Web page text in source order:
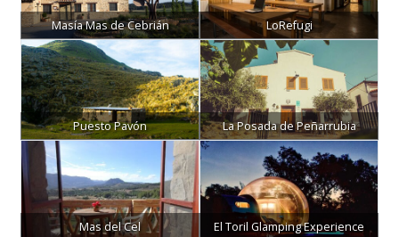
Masía Mas de Cebrián LoRefugi
Puesto Pavón La Posada de Peñarrubia
Mas del Cel El Toril Glamping Experience